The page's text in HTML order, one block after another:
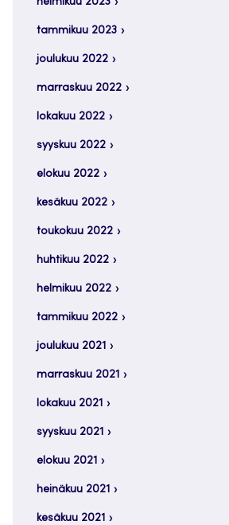
helmikuu 2023
tammikuu 2023
joulukuu 2022
marraskuu 2022
lokakuu 2022
syyskuu 2022
elokuu 2022
kesäkuu 2022
toukokuu 2022
huhtikuu 2022
helmikuu 2022
tammikuu 2022
joulukuu 2021
marraskuu 2021
lokakuu 2021
syyskuu 2021
elokuu 2021
heinäkuu 2021
kesäkuu 2021